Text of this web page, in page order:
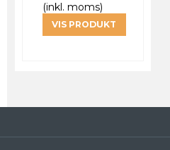
(inkl. moms)
VIS PRODUKT